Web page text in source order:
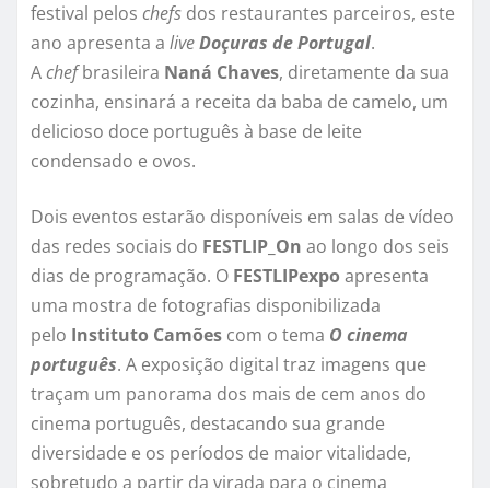
festival pelos chefs dos restaurantes parceiros, este
ano apresenta a liveDoçuras de Portugal.
Achefbrasileira Naná Chaves, diretamente da sua
cozinha, ensinará a receita da baba de camelo, um
delicioso doce português à base de leite
condensado e ovos.
Dois eventos estarão disponíveis em salas de vídeo
das redes sociais do FESTLIP_On ao longo dos seis
dias de programação. O FESTLIPexpo apresenta
uma mostra de fotografias disponibilizada
pelo Instituto Camões com o tema O cinema
português. A exposição digital traz imagens que
traçam um panorama dos mais de cem anos do
cinema português, destacando sua grande
diversidade e os períodos de maior vitalidade,
sobretudo a partir da virada para o cinema